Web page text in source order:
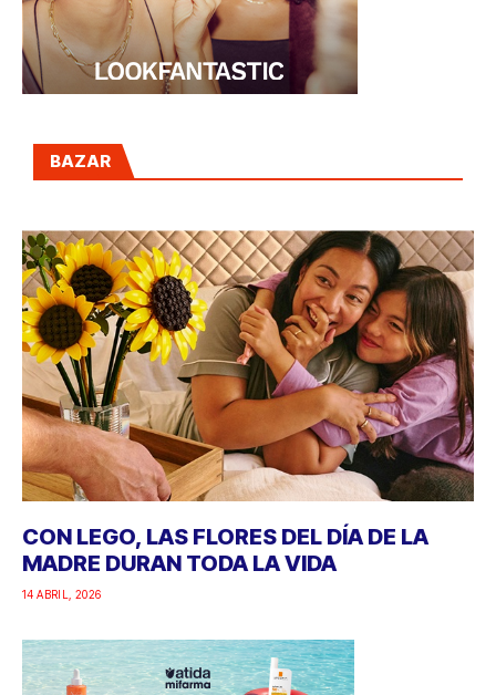
BAZAR
CON LEGO, LAS FLORES DEL DÍA DE LA
MADRE DURAN TODA LA VIDA
14 ABRIL, 2026